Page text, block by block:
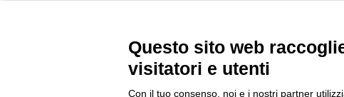
Questo sito web
visitatori e utenti
Con il tuo consenso, noi e i nostri partner